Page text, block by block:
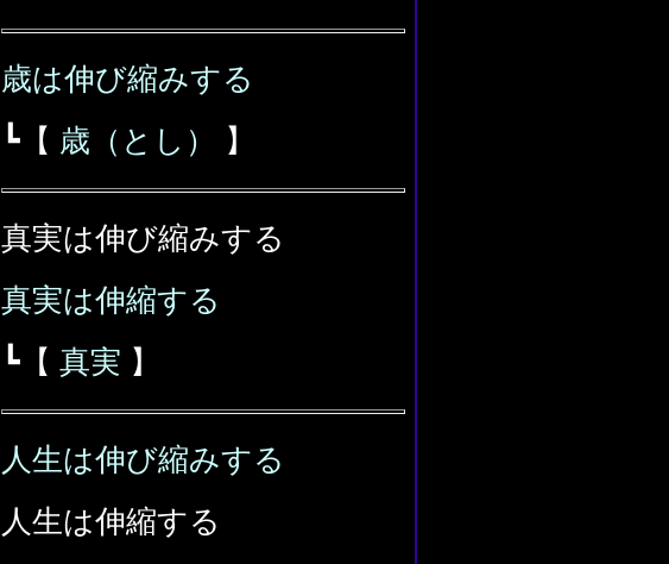
歳は伸び縮みする
┗【 歳（とし） 】
真実は伸び縮みする
真実は伸縮する
┗【 真実 】
人生は伸び縮みする
人生は伸縮する